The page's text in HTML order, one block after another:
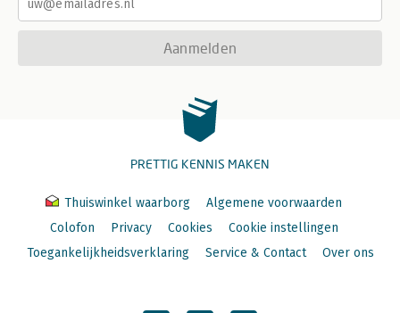
Aanmelden
PRETTIG KENNIS MAKEN
Thuiswinkel waarborg
Algemene voorwaarden
Colofon
Privacy Cookies
Cookie instellingen
Toegankelijkheidsverklaring
Service & Contact Over ons